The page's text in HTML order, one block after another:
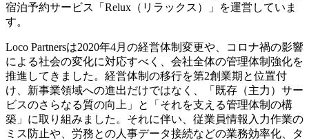
宿泊予約サービス「Relux（リラックス）」を運営していま
す。
Loco Partnersは2020年4月の経営体制変更や、コロナ禍の影響
による社会の変化に対応すべく、会社全体の管理体制強化を
推進してきました。経営体制の移行を第2創業期と位置付
け、新事業領域への進出だけではなく、「既存（主力）サー
ビスのさらなる質の向上」と「それを支える管理体制の構
築」に取り組みました。それに伴い、従業員情報入力作業の
ミス防止や、労務との人事データ接続などの業務効率化、タ